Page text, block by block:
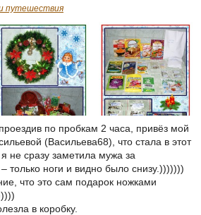
путешествия
по пробкам 2 часа, привёз мой
(Васильева68), что стала в этот
не сразу заметила мужа за
только ноги и видно было снизу.)))))))
что это сам подарок ножками
в коробку.